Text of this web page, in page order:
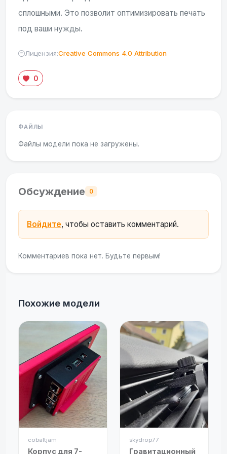
сплошными. Это позволит оптимизировать печать
под ваши нужды.
Лицензия:Creative Commons 4.0 Attribution
0
ФАЙЛЫ
Файлы модели пока не загружены.
Обсуждение 0
Войдите, чтобы оставить комментарий.
Комментариев пока нет. Будьте первым!
Похожие модели
cobaltjam
Корпус для 7-
skydrop77
Гравитационный